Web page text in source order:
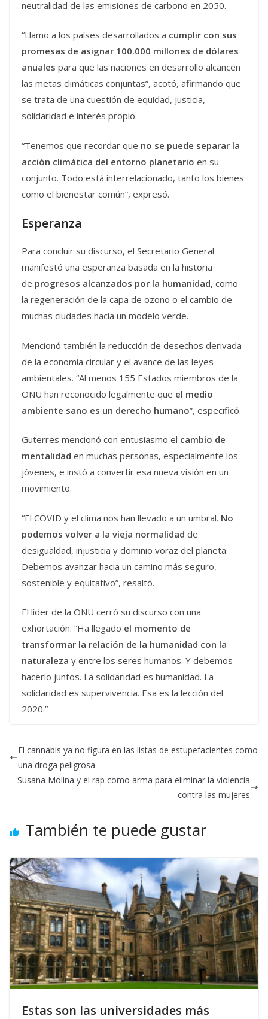
neutralidad de las emisiones de carbono en 2050.
“Llamo a los países desarrollados a cumplir con sus
promesas de asignar 100.000 millones de dólares
anuales para que las naciones en desarrollo alcancen
las metas climáticas conjuntas”, acotó, afirmando que
se trata de una cuestión de equidad, justicia,
solidaridad e interés propio.
“Tenemos que recordar que no se puede separar la
acción climática del entorno planetario en su
conjunto. Todo está interrelacionado, tanto los bienes
como el bienestar común”, expresó.
Esperanza
Para concluir su discurso, el Secretario General
manifestó una esperanza basada en la historia
de progresos alcanzados por la humanidad, como
la regeneración de la capa de ozono o el cambio de
muchas ciudades hacia un modelo verde.
Mencionó también la reducción de desechos derivada
de la economía circular y el avance de las leyes
ambientales. “Al menos 155 Estados miembros de la
ONU han reconocido legalmente que el medio
ambiente sano es un derecho humano”, especificó.
Guterres mencionó con entusiasmo el cambio de
mentalidad en muchas personas, especialmente los
jóvenes, e instó a convertir esa nueva visión en un
movimiento.
“El COVID y el clima nos han llevado a un umbral. No
podemos volver a la vieja normalidad de
desigualdad, injusticia y dominio voraz del planeta.
Debemos avanzar hacia un camino más seguro,
sostenible y equitativo”, resaltó.
El líder de la ONU cerró su discurso con una
exhortación: “Ha llegado el momento de
transformar la relación de la humanidad con la
naturaleza y entre los seres humanos. Y debemos
hacerlo juntos. La solidaridad es humanidad. La
solidaridad es supervivencia. Esa es la lección del
2020.”
El cannabis ya no figura en las listas de estupefacientes como
una droga peligrosa
Susana Molina y el rap como arma para eliminar la violencia
contra las mujeres
También te puede gustar
Estas son las universidades más